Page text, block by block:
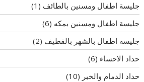
جليسة اطفال ومسنين بالطائف (1)
جليسة اطفال ومسنين بمكه (6)
جليسه اطفال بالشهر بالقطيف (2)
حداد الاحساء (6)
حداد الدمام والخبر (10)